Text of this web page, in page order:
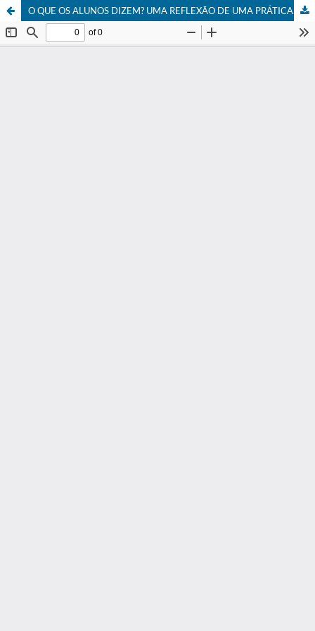
O QUE OS ALUNOS DIZEM? UMA REFLEXÃO DE UMA PRÁTICA DE SALA DE AULA VIVENCIADA À LUZ DA EDUCAÇÃO MATEMÁTICA REALÍSTICA